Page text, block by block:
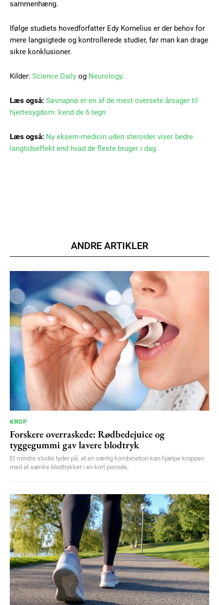
Nullam eu erat condimentum
Orci varius natoque dolor
Member full access
100DKK / year
YEARLY PRICING MONTHLY PRICING
sammenhæng.
Ifølge studiets hovedforfatter Edy Kornelius er der behov for
mere langsigtede og kontrollerede studier, før man kan drage
sikre konklusioner.
Kilder: Science Daily og Neurology.
Læs også: Søvnapnø er en af de mest oversete årsager til
hjertesygdom: kend de 6 tegn
Læs også: Ny eksem-medicin uden steroider viser bedre
langtidseffekt end hvad de fleste bruger i dag
ANDRE ARTIKLER
KROP
Forskere overraskede: Rødbedejuice og
tyggegummi gav lavere blodtryk
Et mindre studie tyder på, at en særlig kombination kan hjælpe kroppen
med at sænke blodtrykket i en kort periode.